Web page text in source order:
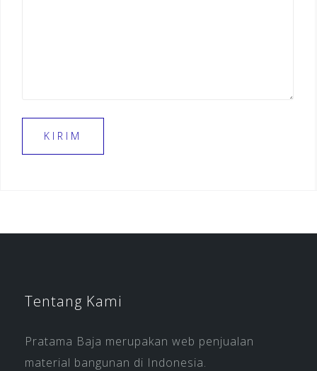
Tentang Kami
Pratama Baja merupakan web penjualan
material bangunan di Indonesia.